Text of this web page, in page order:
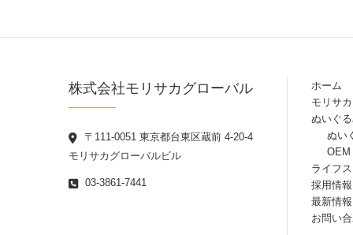
株式会社モリサカグローバル
〒111-0051 東京都台東区蔵前 4-20-4
モリサカグローバルビル
03-3861-7441
ホーム
モリサ
ぬいぐ
ぬい
OEM
ライフ
採用情報
最新情報
お問い